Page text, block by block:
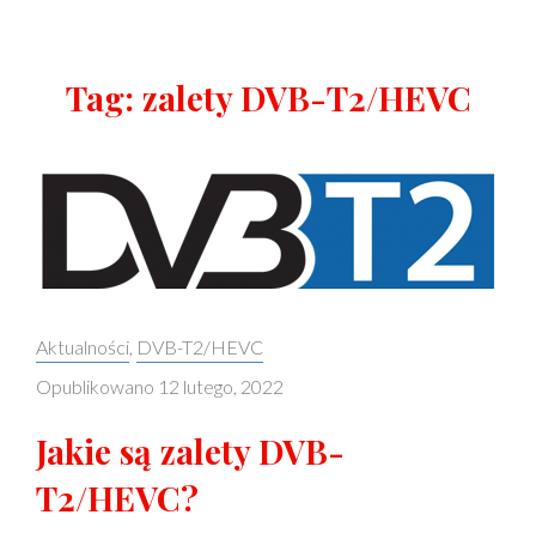
Tag: zalety DVB-T2/HEVC
Categories:
Aktualności DVB-T2/HEVC
Opublikowano 12 lutego, 2022
Jakie są zalety DVB-
T2/HEVC?